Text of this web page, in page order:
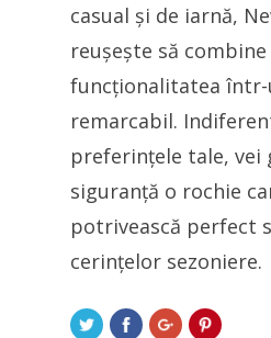
casual și de iarnă,
reușește să
funcționalitatea într-
remarcabil.
preferințele tale, vei
siguranță o rochie
potrivească perfect
cerințelor sezoniere.